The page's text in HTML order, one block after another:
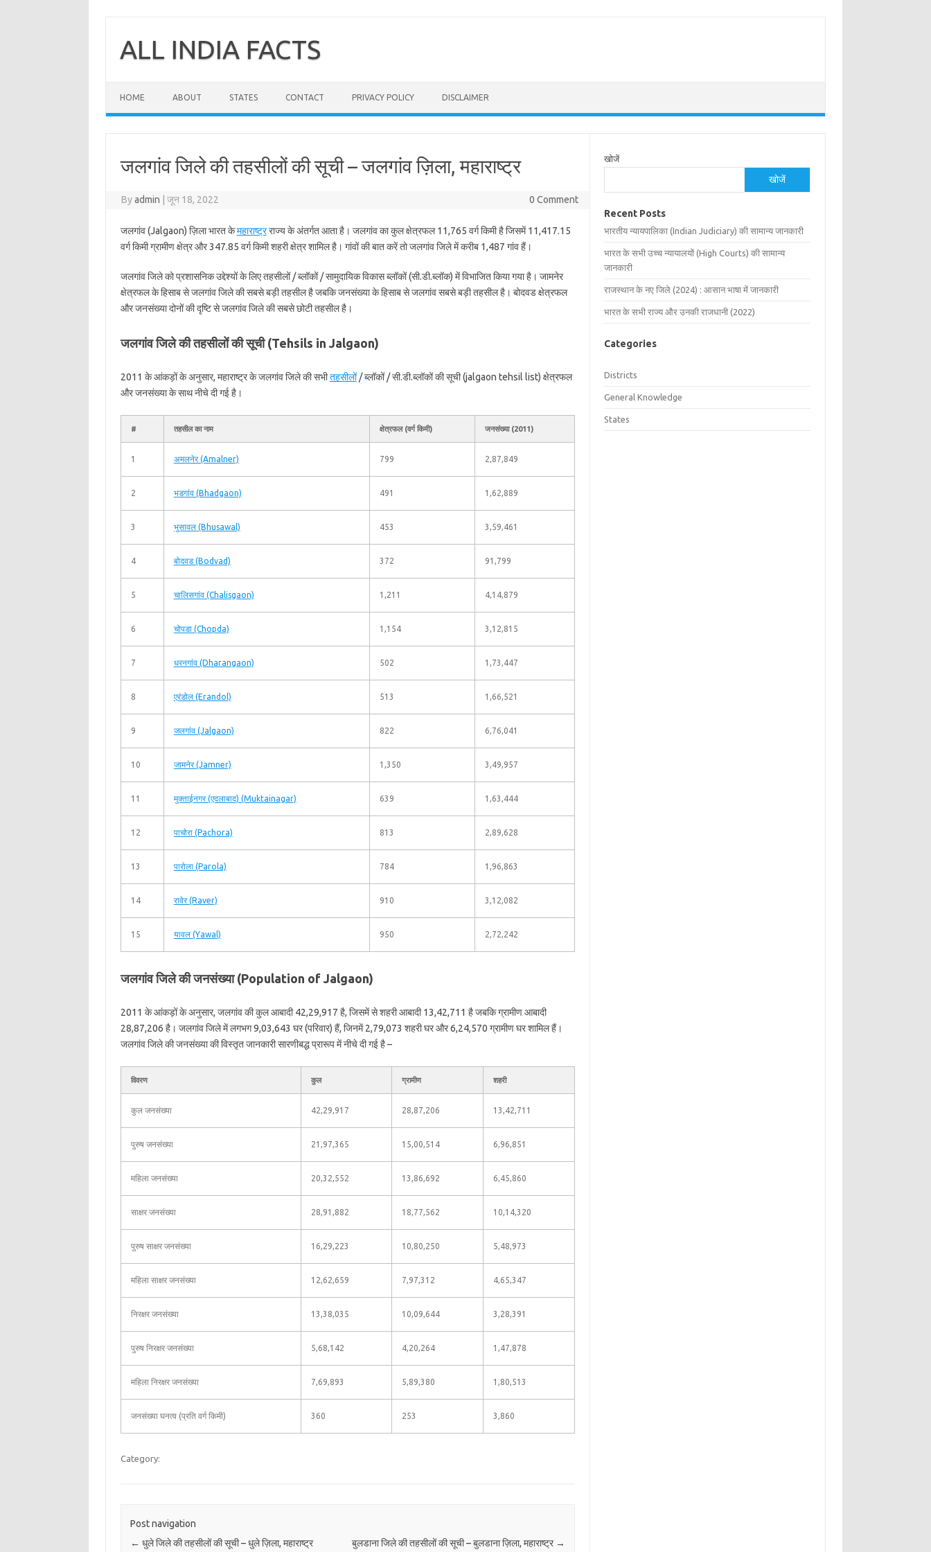
contentALL INDIA FACTS
HOME ABOUT STATES CONTACT PRIVACY POLICY DISCLAIMER
जलगांव जिले की तहसीलों की सूची – जलगांव ज़िला, महाराष्ट्र
Byadmin जून 18, 2022 0 Comment
जलगांव (Jalgaon) ज़िला भारत केमहाराष्ट्रराज्य के अंतर्गत आता है। जलगांव का कुल क्षेत्रफल 11,765 वर्ग किमी है जिसमें 11,417.15
वर्ग किमी ग्रामीण क्षेत्र और 347.85 वर्ग किमी शहरी क्षेत्र शामिल है। गांवों की बात करें तो जलगांव जिले में करीब 1,487 गांव हैं।
जलगांव जिले को प्रशासनिक उद्देश्यों के लिए तहसीलों / ब्लॉकों / सामुदायिक विकास ब्लॉकों (सी.डी.ब्लॉक) में विभाजित किया गया है। जामनेर
क्षेत्रफल के हिसाब से जलगांव जिले की सबसे बड़ी तहसील है जबकि जनसंख्या के हिसाब से जलगांव सबसे बड़ी तहसील है। बोदवड क्षेत्रफल
और जनसंख्या दोनों की दृष्टि से जलगांव जिले की सबसे छोटी तहसील है।
जलगांव जिले की तहसीलों की सूची (Tehsils in Jalgaon)
2011 के आंकड़ों के अनुसार, महाराष्ट्र के जलगांव जिले की सभीतहसीलों/ ब्लॉकों / सी.डी.ब्लॉकों की सूची (jalgaon tehsil list) क्षेत्रफल
और जनसंख्या के साथ नीचे दी गई है।
# तहसील का नाम क्षेत्रफल (वर्ग किमी) जनसंख्या (2011)
1 अमलनेर (Amalner) 799 2,87,849
2 भडगांव (Bhadgaon) 491 1,62,889
3 भुसावल (Bhusawal) 453 3,59,461
4 बोदवड (Bodvad) 372 91,799
5 चालिसगांव (Chalisgaon) 1,211 4,14,879
6 चोपडा (Chopda) 1,154 3,12,815
7 धरनगांव (Dharangaon) 502 1,73,447
8 एरंडोल (Erandol) 513 1,66,521
9 जलगांव (Jalgaon) 822 6,76,041
10 जामनेर (Jamner) 1,350 3,49,957
11 मुक्ताईनगर (एदलाबाद) (Muktainagar) 639 1,63,444
12 पाचोरा (Pachora) 813 2,89,628
13 पारोला (Parola) 784 1,96,863
14 रावेर (Raver) 910 3,12,082
15 यावल (Yawal) 950 2,72,242
जलगांव जिले की जनसंख्या (Population of Jalgaon)
2011 के आंकड़ों के अनुसार, जलगांव की कुल आबादी 42,29,917 है, जिसमें से शहरी आबादी 13,42,711 है जबकि ग्रामीण आबादी
28,87,206 है। जलगांव जिले में लगभग 9,03,643 घर (परिवार) हैं, जिनमें 2,79,073 शहरी घर और 6,24,570 ग्रामीण घर शामिल हैं।
जलगांव जिले की जनसंख्या की विस्तृत जानकारी सारणीबद्ध प्रारूप में नीचे दी गई है –
विवरण कुल ग्रामीण शहरी
कुल जनसंख्या 42,29,917 28,87,206 13,42,711
पुरुष जनसंख्या 21,97,365 15,00,514 6,96,851
महिला जनसंख्या 20,32,552 13,86,692 6,45,860
साक्षर जनसंख्या 28,91,882 18,77,562 10,14,320
पुरुष साक्षर जनसंख्या 16,29,223 10,80,250 5,48,973
महिला साक्षर जनसंख्या 12,62,659 7,97,312 4,65,347
निरक्षर जनसंख्या 13,38,035 10,09,644 3,28,391
पुरुष निरक्षर जनसंख्या 5,68,142 4,20,264 1,47,878
महिला निरक्षर जनसंख्या 7,69,893 5,89,380 1,80,513
जनसंख्या घनत्व (प्रति वर्ग किमी) 360 253 3,860
Category:
Post navigation
← धुले जिले की तहसीलों की सूची – धुले ज़िला, महाराष्ट्र बुलडाना जिले की तहसीलों की सूची – बुलडाना ज़िला, महाराष्ट्र →
खोजें
खोजें
Recent Posts
भारतीय न्यायपालिका (Indian Judiciary) की सामान्य जानकारी
भारत के सभी उच्च न्यायालयों (High Courts) की सामान्य
जानकारी
राजस्थान के नए जिले (2024) : आसान भाषा में जानकारी
भारत के सभी राज्य और उनकी राजधानी (2022)
Categories
Districts
General Knowledge
States